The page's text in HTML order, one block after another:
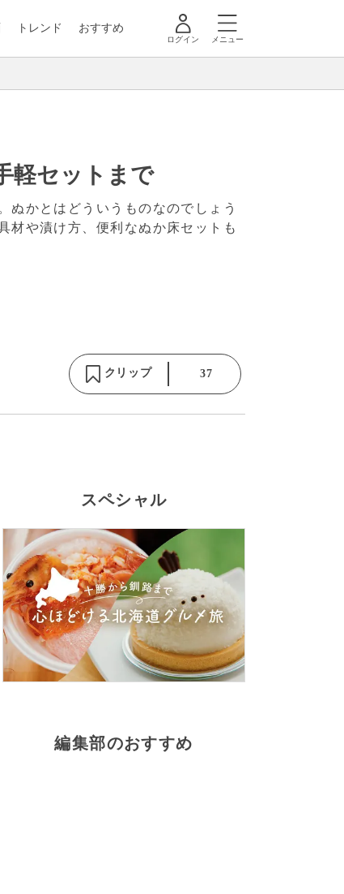
トレンド おすすめ
ログイン メニュー
軽セットまで
ぬかとはどういうものなのでしょう
材や漬け方、便利なぬか床セットも
クリップ 37
スペシャル
編集部のおすすめ